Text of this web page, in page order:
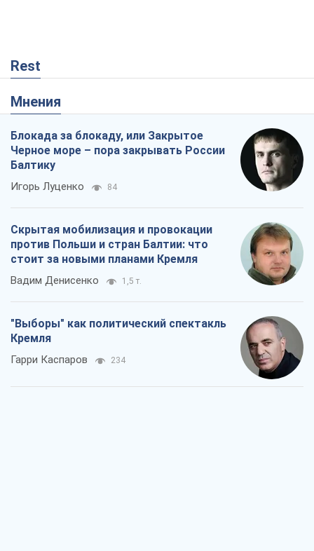
Rest
Мнения
Блокада за блокаду, или Закрытое
Черное море – пора закрывать России
Балтику
Игорь Луценко 84
Скрытая мобилизация и провокации
против Польши и стран Балтии: что
стоит за новыми планами Кремля
Вадим Денисенко 1,5 т.
"Выборы" как политический спектакль
Кремля
Гарри Каспаров 234